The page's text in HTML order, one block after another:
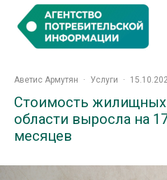
Аветис Армутян · Услуги ·
Стоимость жилищных
области выросла на
месяцев